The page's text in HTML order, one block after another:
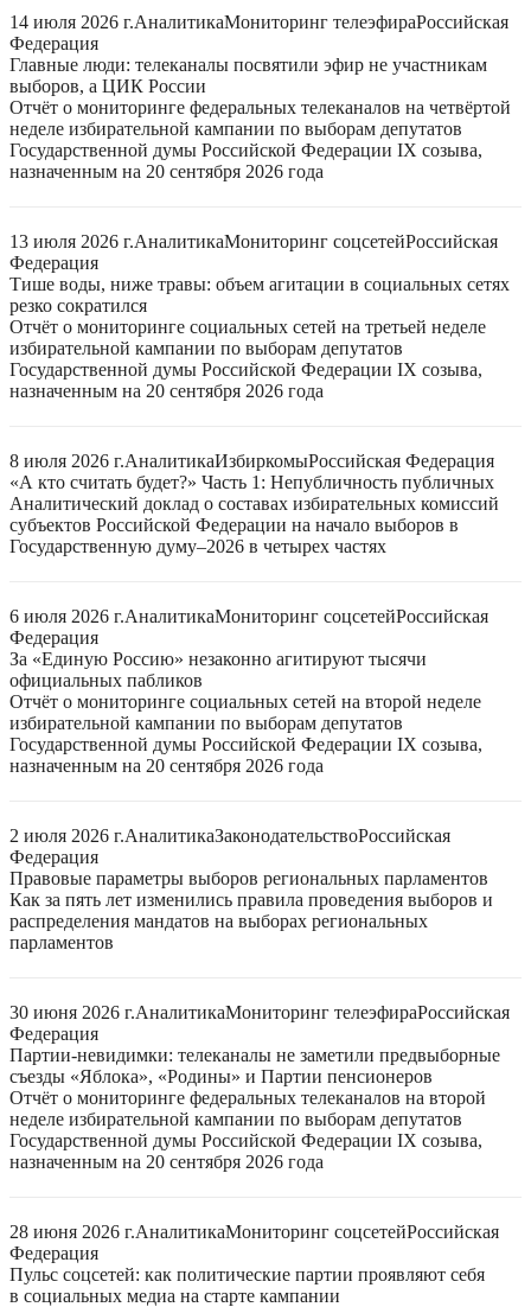
14 июля 2026 г.АналитикаМониторинг телеэфираРоссийская
Федерация
Главные люди: телеканалы посвятили эфир не участникам
выборов, а ЦИК России
Отчёт о мониторинге федеральных телеканалов на четвёртой
неделе избирательной кампании по выборам депутатов
Государственной думы Российской Федерации IX созыва,
назначенным на 20 сентября 2026 года
13 июля 2026 г.АналитикаМониторинг соцсетейРоссийская
Федерация
Тише воды, ниже травы: объем агитации в социальных сетях
резко сократился
Отчёт о мониторинге социальных сетей на третьей неделе
избирательной кампании по выборам депутатов
Государственной думы Российской Федерации IX созыва,
назначенным на 20 сентября 2026 года
8 июля 2026 г.АналитикаИзбиркомыРоссийская Федерация
«А кто считать будет?» Часть 1: Непубличность публичных
Аналитический доклад о составах избирательных комиссий
субъектов Российской Федерации на начало выборов в
Государственную думу–2026 в четырех частях
6 июля 2026 г.АналитикаМониторинг соцсетейРоссийская
Федерация
За «Единую Россию» незаконно агитируют тысячи
официальных пабликов
Отчёт о мониторинге социальных сетей на второй неделе
избирательной кампании по выборам депутатов
Государственной думы Российской Федерации IX созыва,
назначенным на 20 сентября 2026 года
2 июля 2026 г.АналитикаЗаконодательствоРоссийская
Федерация
Правовые параметры выборов региональных парламентов
Как за пять лет изменились правила проведения выборов и
распределения мандатов на выборах региональных
парламентов
30 июня 2026 г.АналитикаМониторинг телеэфираРоссийская
Федерация
Партии-невидимки: телеканалы не заметили предвыборные
съезды «Яблока», «Родины» и Партии пенсионеров
Отчёт о мониторинге федеральных телеканалов на второй
неделе избирательной кампании по выборам депутатов
Государственной думы Российской Федерации IX созыва,
назначенным на 20 сентября 2026 года
28 июня 2026 г.АналитикаМониторинг соцсетейРоссийская
Федерация
Пульс соцсетей: как политические партии проявляют себя
в социальных медиа на старте кампании